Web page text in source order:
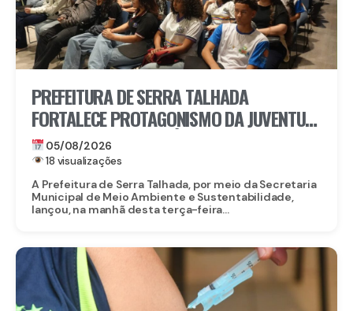
PREFEITURA DE SERRA TALHADA
FORTALECE PROTAGONISMO DA JUVENTUDE
NO ENFRENTAMENTO ÀS MUDANÇAS
CLIMÁTICAS
05/08/2026
18 visualizações
A Prefeitura de Serra Talhada, por meio da Secretaria
Municipal de Meio Ambiente e Sustentabilidade,
lançou, na manhã desta terça-feira...